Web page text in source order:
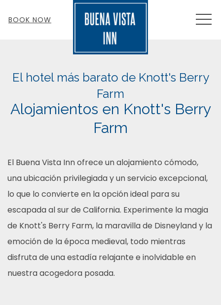
BOOK NOW
El hotel más barato de Knott's Berry
Farm
Alojamientos en Knott's Berry
Farm
El Buena Vista Inn ofrece un alojamiento cómodo,
una ubicación privilegiada y un servicio excepcional,
lo que lo convierte en la opción ideal para su
escapada al sur de California. Experimente la magia
de Knott's Berry Farm, la maravilla de Disneyland y la
emoción de la época medieval, todo mientras
disfruta de una estadía relajante e inolvidable en
nuestra acogedora posada.